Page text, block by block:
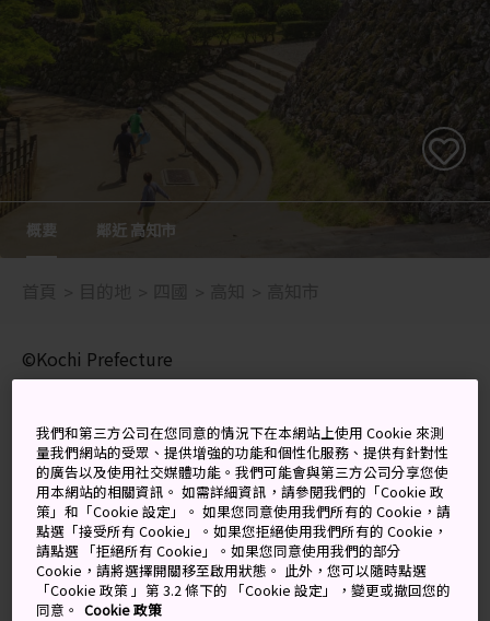
概要 鄰近 高知市
©Kochi Prefecture
探索綿延數公里的洞穴、遊覽復
刻版的莫内庭園，體驗神奇的造
紙藝術
高知市是四國的太平洋明珠。高知市擁有豐富的自然景觀
和洞穴，還有很多機會接觸手工藝品，讓你的旅程大大增
添樂趣。
我們和第三方公司在您同意的情況下在本網站上使用 Cookie 來測
量我們網站的受眾、提供增強的功能和個性化服務、提供有針對性
的廣告以及使用社交媒體功能。我們可能會與第三方公司分享您使
用本網站的相關資訊。 如需詳細資訊，請參閱我們的「Cookie 政
策」和「Cookie 設定」。 如果您同意使用我們所有的 Cookie，請
點選「接受所有 Cookie」。如果您拒絕使用我們所有的 Cookie，
請點選 「拒絕所有 Cookie」。如果您同意使用我們的部分
Cookie，請將選擇開關移至啟用狀態。 此外，您可以隨時點選
「Cookie 政策 」第 3.2 條下的 「Cookie 設定」，變更或撤回您的
同意。 Cookie 政策